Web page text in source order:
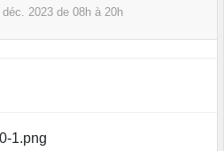
déc. 2023 de 08h à 20h